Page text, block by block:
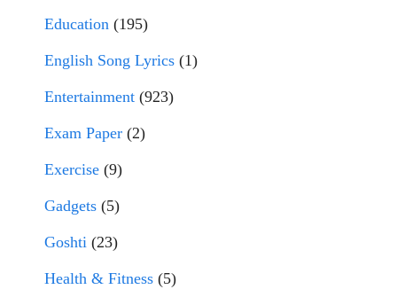
Education (195)
English Song Lyrics (1)
Entertainment (923)
Exam Paper (2)
Exercise (9)
Gadgets (5)
Goshti (23)
Health & Fitness (5)